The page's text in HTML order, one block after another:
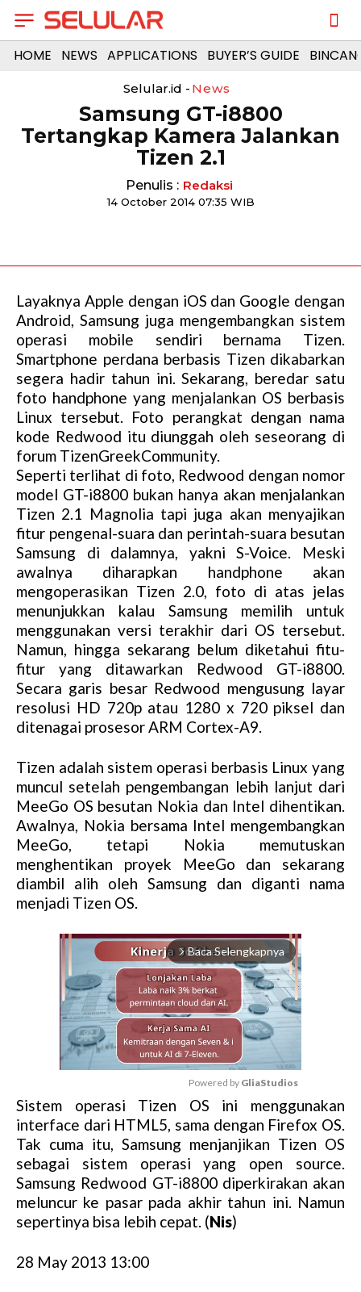
HOME NEWS APPLICATIONS BUYER’S GUIDE
Selular.id - News
Samsung GT-i8800
Tertangkap Kamera Jalankan
Tizen 2.1
Penulis : Redaksi
14 October 2014 07:35 WIB
Layaknya Apple dengan iOS dan Google dengan
Android, Samsung juga mengembangkan sistem
operasi mobile sendiri bernama Tizen.
Smartphone perdana berbasis Tizen dikabarkan
segera hadir tahun ini. Sekarang, beredar satu
foto handphone yang menjalankan OS berbasis
Linux tersebut. Foto perangkat dengan nama
kode Redwood itu diunggah oleh seseorang di
forum TizenGreekCommunity.
Seperti terlihat di foto, Redwood dengan nomor
model GT-i8800 bukan hanya akan menjalankan
Tizen 2.1 Magnolia tapi juga akan menyajikan
fitur pengenal-suara dan perintah-suara besutan
Samsung di dalamnya, yakni S-Voice. Meski
awalnya diharapkan handphone akan
mengoperasikan Tizen 2.0, foto di atas jelas
menunjukkan kalau Samsung memilih untuk
menggunakan versi terakhir dari OS tersebut.
Namun, hingga sekarang belum diketahui fitu-
fitur yang ditawarkan Redwood GT-i8800.
Secara garis besar Redwood mengusung layar
resolusi HD 720p atau 1280 x 720 piksel dan
ditenagai prosesor ARM Cortex-A9.
Tizen adalah sistem operasi berbasis Linux yang
muncul setelah pengembangan lebih lanjut dari
MeeGo OS besutan Nokia dan Intel dihentikan.
Awalnya, Nokia bersama Intel mengembangkan
MeeGo, tetapi Nokia memutuskan
menghentikan proyek MeeGo dan sekarang
diambil alih oleh Samsung dan diganti nama
menjadi Tizen OS.
arrow_forward_ios Baca Selengkapnya
M
u
t
e
Powered by GliaStudios
Sistem operasi Tizen OS ini menggunakan
interface dari HTML5, sama dengan Firefox OS.
Tak cuma itu, Samsung menjanjikan Tizen OS
sebagai sistem operasi yang open source.
Samsung Redwood GT-i8800 diperkirakan akan
meluncur ke pasar pada akhir tahun ini. Namun
sepertinya bisa lebih cepat. (Nis)
28 May 2013 13:00